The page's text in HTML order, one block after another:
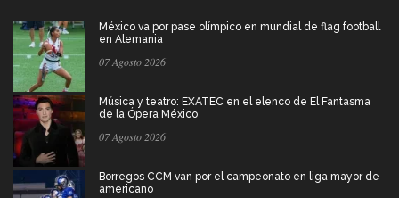
México va por pase olímpico en mundial de flag football
en Alemania
07 Agosto 2026
Música y teatro: EXATEC en el elenco de El Fantasma
de la Ópera México
07 Agosto 2026
Borregos CCM van por el campeonato en liga mayor de
americano